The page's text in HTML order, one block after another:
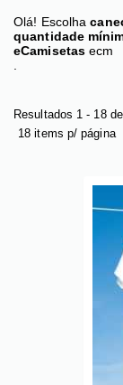
Olá! Escolha
quantidade
eCamisetas ecm
Resultados 1 - 18
18 items p/ página